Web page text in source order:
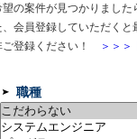
望の案件が見つかりました
、会員登録していただくと
登録ください！
＞＞＞
職種